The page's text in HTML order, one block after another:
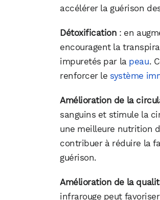
accélérer la guérison
Détoxification : en
encouragent la
impuretés par la peau.
renforcer le système
Amélioration de la
sanguins et stimule la
une meilleure nutrition
contribuer à réduire la
guérison.
Amélioration de la
infrarouge peut